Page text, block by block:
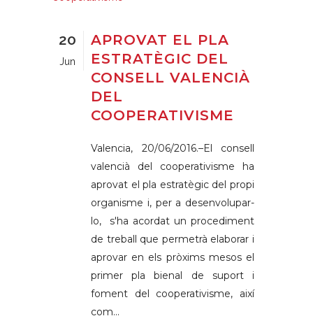
20
Jun
APROVAT EL PLA
ESTRATÈGIC DEL
CONSELL VALENCIÀ
DEL
COOPERATIVISME
Valencia, 20/06/2016.–El consell
valencià del cooperativisme ha
aprovat el pla estratègic del propi
organisme i, per a desenvolupar-
lo, s'ha acordat un procediment
de treball que permetrà elaborar i
aprovar en els pròxims mesos el
primer pla bienal de suport i
foment del cooperativisme, així
com...